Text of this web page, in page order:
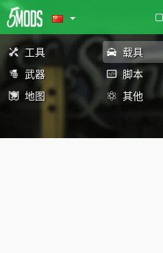
工具 载具
武器
脚本
地图
其他